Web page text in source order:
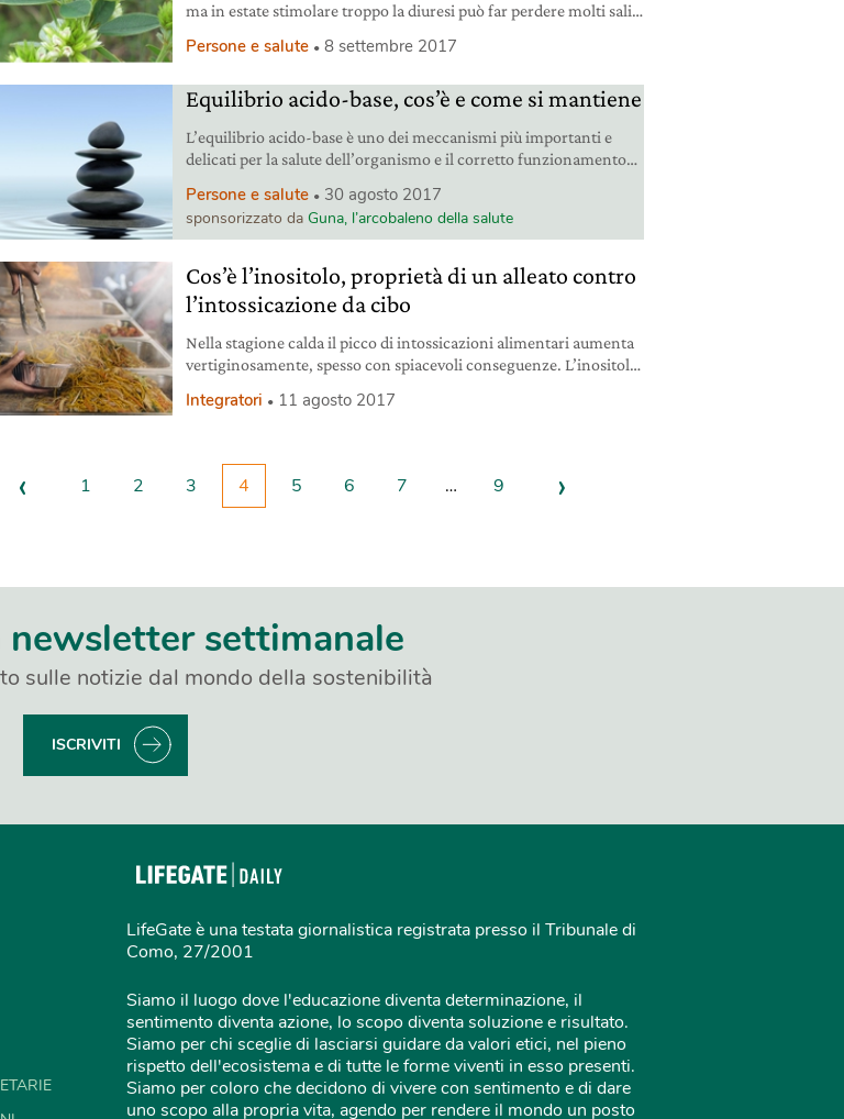
ma in estate stimolare troppo la diuresi può far perdere molti sali
Persone e salute 8 settembre 2017
Equilibrio acido-base, cos’è e come si mantiene
L’equilibrio acido-base è uno dei meccanismi più importanti e
delicati per la salute dell’organismo e il corretto funzionamento
equilibrio (detto anche omeostasi). Vediamo insieme come
mantenere l’omeostasi e garantirci salute, giovinezza e vitalità.
Persone e salute 30 agosto 2017
sponsorizzato da Guna, l’arcobaleno della salute
Cos’è l’inositolo, proprietà di un alleato contro
l’intossicazione da cibo
Nella stagione calda il picco di intossicazioni alimentari aumenta
vertiginosamente, spesso con spiacevoli conseguenze. L’inositolo
Integratori 11 agosto 2017
‹ 1 2 3 4 5 6 7 … 9 ›
settimanale
sulle notizie dal mondo della sostenibilità
ISCRIVITI
LifeGate è una testata giornalistica registrata presso il Tribunale di
Como, 27/2001
Siamo il luogo dove l'educazione diventa determinazione, il
sentimento diventa azione, lo scopo diventa soluzione e risultato.
Siamo per chi sceglie di lasciarsi guidare da valori etici, nel pieno
rispetto dell'ecosistema e di tutte le forme viventi in esso presenti.
Siamo per coloro che decidono di vivere con sentimento e di dare
uno scopo alla propria vita, agendo per rendere il mondo un posto